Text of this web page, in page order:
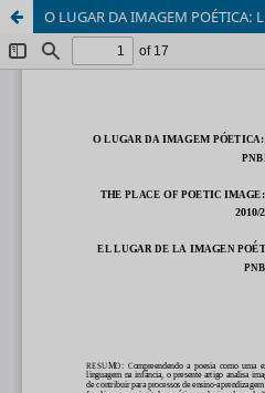
O LUGAR DA IMAGEM POÉTICA: